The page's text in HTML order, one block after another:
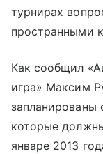
турнирах
пространными
Как сообщил
игра» Максим
запланированы
которые
январе 2013